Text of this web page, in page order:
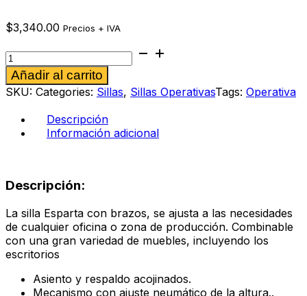
$3,340.00 Precios + IVA
Silla
operativa
Esparta
gris
oxford
Añadir al carrito
SKU: Categories: Sillas, Sillas OperativasTags: Operativa
Descripción
Información adicional
Descripción:
La silla Esparta con brazos, se ajusta a las necesidades
de cualquier oficina o zona de producción. Combinable
con una gran variedad de muebles, incluyendo los
escritorios
Asiento y respaldo acojinados.
Mecanismo con ajuste neumático de la altura..